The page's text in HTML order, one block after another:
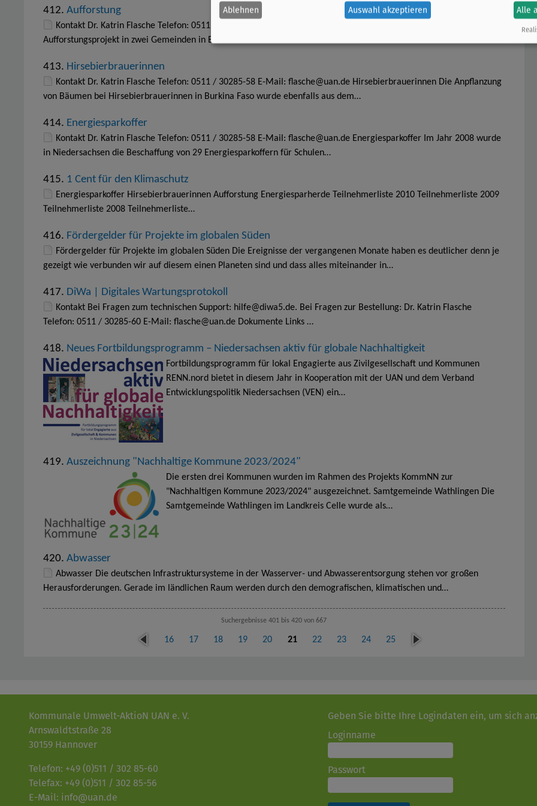
412. Aufforstung
Kontakt Dr. Katrin Flasche Telefon: 0511 / 30285-58 E-Mail: flasche@uan.de Aufforstung Im Jahr 2009 wurde ein
Aufforstungsprojekt in zwei Gemeinden in Burkina Faso unterstützt. In Burkina Faso…
413. Hirsebierbrauerinnen
Kontakt Dr. Katrin Flasche Telefon: 0511 / 30285-58 E-Mail: flasche@uan.de Hirsebierbrauerinnen Die Anpflanzung
von Bäumen bei Hirsebierbrauerinnen in Burkina Faso wurde ebenfalls aus dem…
414. Energiesparkoffer
Kontakt Dr. Katrin Flasche Telefon: 0511 / 30285-58 E-Mail: flasche@uan.de Energiesparkoffer Im Jahr 2008 wurde
in Niedersachsen die Beschaffung von 29 Energiesparkoffern für Schulen…
415. 1 Cent für den Klimaschutz
Energiesparkoffer Hirsebierbrauerinnen Aufforstung Energiesparherde Teilnehmerliste 2010 Teilnehmerliste 2009
Teilnehmerliste 2008 Teilnehmerliste…
416. Fördergelder für Projekte im globalen Süden
Fördergelder für Projekte im globalen Süden Die Ereignisse der vergangenen Monate haben es deutlicher denn je
gezeigt wie verbunden wir auf diesem einen Planeten sind und dass alles miteinander in…
417. DiWa | Digitales Wartungsprotokoll
Kontakt Bei Fragen zum technischen Support: hilfe@diwa5.de. Bei Fragen zur Bestellung: Dr. Katrin Flasche
Telefon: 0511 / 30285-60 E-Mail: flasche@uan.de Dokumente Links …
418. Neues Fortbildungsprogramm – Niedersachsen aktiv für globale Nachhaltigkeit
Fortbildungsprogramm für lokal Engagierte aus Zivilgesellschaft und Kommunen
RENN.nord bietet in diesem Jahr in Kooperation mit der UAN und dem Verband
Entwicklungspolitik Niedersachsen (VEN) ein…
419. Auszeichnung "Nachhaltige Kommune 2023/2024"
Die ersten drei Kommunen wurden im Rahmen des Projekts KommNN zur
"Nachhaltigen Kommune 2023/2024" ausgezeichnet. Samtgemeinde Wathlingen Die
Samtgemeinde Wathlingen im Landkreis Celle wurde als…
420. Abwasser
Abwasser Die deutschen Infrastruktursysteme in der Wasserver- und Abwasserentsorgung stehen vor großen
Herausforderungen. Gerade im ländlichen Raum werden durch den demografischen, klimatischen und…
Suchergebnisse 401 bis 420 von 667
vor
16 17 18 19 20 21 22 23 24 25
näc
Kommunale Umwelt-AktioN UAN e. V.
Arnswaldtstraße 28
30159 Hannover
Telefon: +49 (0)511 / 302 85-60
Telefax: +49 (0)511 / 302 85-56
E-Mail: info@uan.de
Geben Sie bitte Ihre Logindaten ein, um sich
Loginname
Passwort
Ablehnen Auswahl akzeptieren Alle